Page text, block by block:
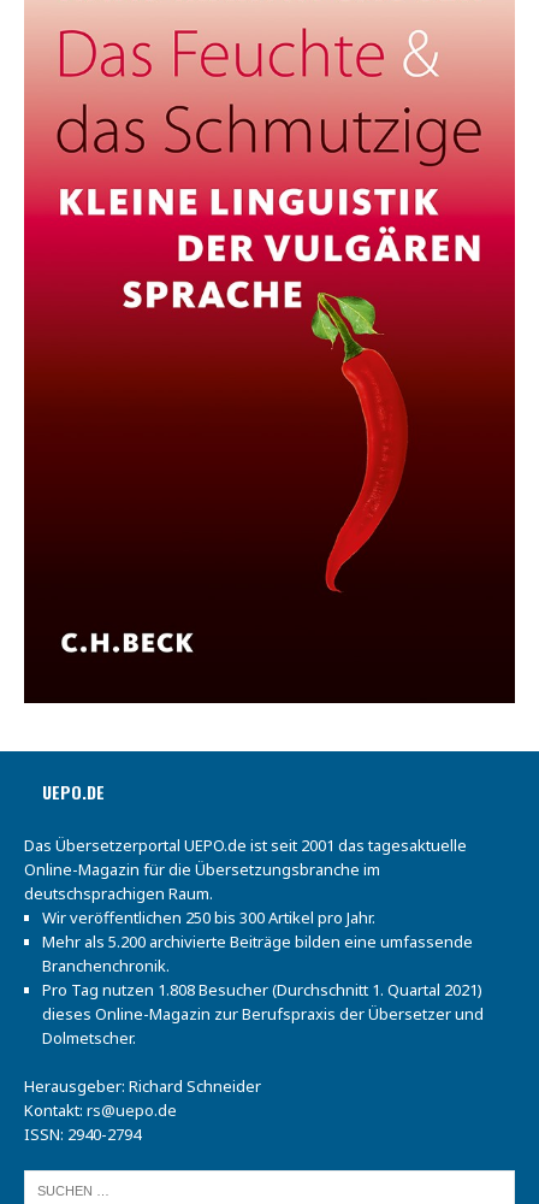
UEPO.DE
Das Übersetzerportal UEPO.de ist seit 2001 das tagesaktuelle
Online-Magazin für die Übersetzungsbranche im
deutschsprachigen Raum.
Wir veröffentlichen 250 bis 300 Artikel pro Jahr.
Mehr als 5.200 archivierte Beiträge bilden eine umfassende
Branchenchronik.
Pro Tag nutzen 1.808 Besucher (Durchschnitt 1. Quartal 2021)
dieses Online-Magazin zur Berufspraxis der Übersetzer und
Dolmetscher.
Herausgeber: Richard Schneider
Kontakt: rs@uepo.de
ISSN: 2940-2794